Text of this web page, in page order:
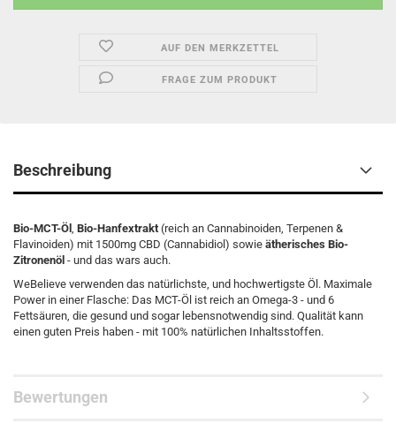
AUF DEN MERKZETTEL
FRAGE ZUM PRODUKT
Beschreibung
Bio-MCT-Öl , Bio-Hanfextrakt(reich an Cannabinoiden, Terpenen &
Flavinoiden) mit 1500mg CBD (Cannabidiol) sowie ätherisches Bio-
Zitronenöl - und das wars auch.
WeBelieve verwenden das natürlichste, und hochwertigste Öl. Maximale
Power in einer Flasche: Das MCT-Öl ist reich an Omega-3 - und 6
Fettsäuren, die gesund und sogar lebensnotwendig sind. Qualität kann
einen guten Preis haben - mit 100% natürlichen Inhaltsstoffen.
Bewertungen